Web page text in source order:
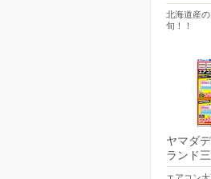
北海道産
旬！！
ヤマダ
ランド